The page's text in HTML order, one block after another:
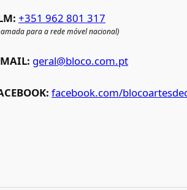
+351 962 801 317
para a rede móvel nacional)
geral@bloco.com.pt
facebook.com/